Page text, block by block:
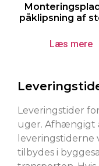
påklipsning af
Læs mere
Leveringstider
uger. Afhængigt
leveringstiderne
tilbydes i